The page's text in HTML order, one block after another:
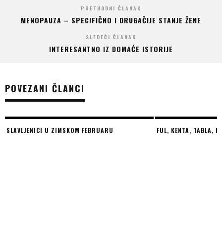
PRETHODNI ČLANAK
MENOPAUZA – SPECIFIČNO I DRUGAČIJE STANJE ŽENE
SLEDEĆI ČLANAK
INTERESANTNO IZ DOMAĆE ISTORIJE
POVEZANI ČLANCI
SLAVLJENICI U ZIMSKOM FEBRUARU FUL, KENTA, TABLA,